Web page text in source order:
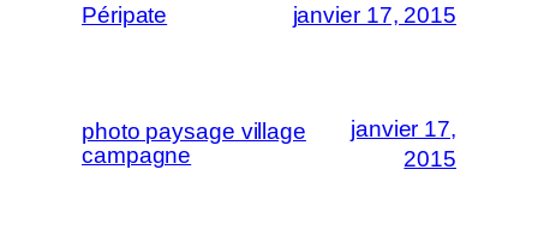
Péripate janvier 17, 2015
photo paysage village
campagne
janvier 17,
2015